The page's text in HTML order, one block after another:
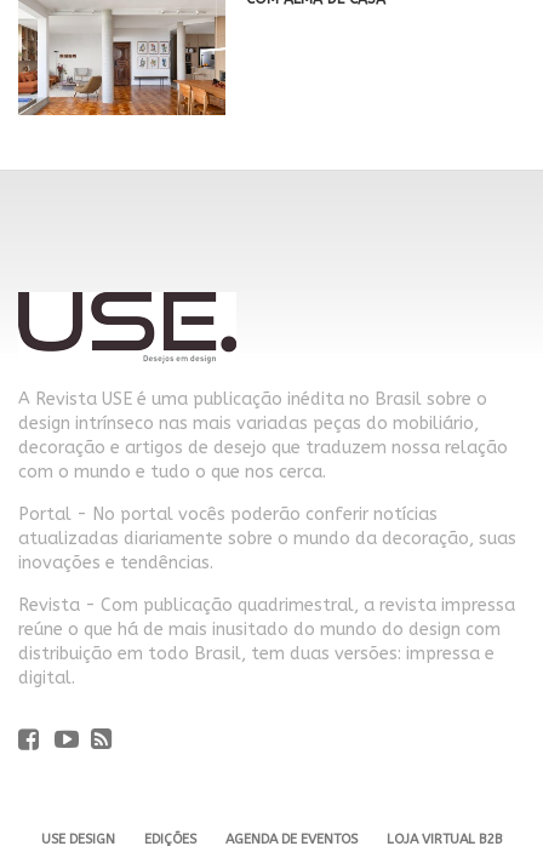
A Revista USE é uma publicação inédita no Brasil sobre o
design intrínseco nas mais variadas peças do mobiliário,
decoração e artigos de desejo que traduzem nossa relação
com o mundo e tudo o que nos cerca.
Portal - No portal vocês poderão conferir notícias
atualizadas diariamente sobre o mundo da decoração, suas
inovações e tendências.
Revista - Com publicação quadrimestral, a revista impressa
reúne o que há de mais inusitado do mundo do design com
distribuição em todo Brasil, tem duas versões: impressa e
digital.
USE DESIGN EDIÇÕES AGENDA DE EVENTOS LOJA VIRTUAL B2B